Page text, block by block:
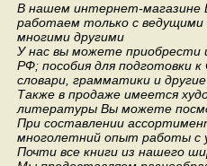
В нашем интернет-магазине
работаем только с ведущими
многими другими
У нас вы можете приобрести
РФ; пособия для подготовки
словари, грамматики и
Также в продаже имеется
литературы Вы можете
При составлении
многолетний опыт работы с
Почти все книги из нашего